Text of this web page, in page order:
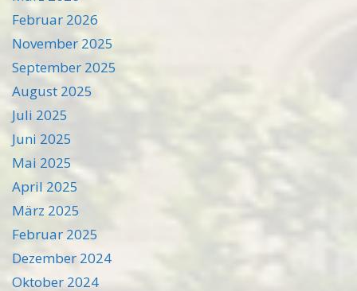
Februar 2026
November 2025
September 2025
August 2025
Juli 2025
Juni 2025
Mai 2025
April 2025
März 2025
Februar 2025
Dezember 2024
Oktober 2024